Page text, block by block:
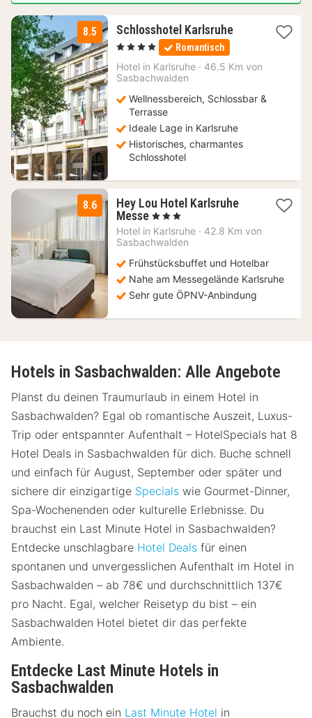
8.5 Schlosshotel Karlsruhe1
89
, 4 Sterne Romantisch
Hotel in Karlsruhe · 46.5 Km von
Sasbachwalden
Wellnessbereich, Schlossbar &
Terrasse
Ideale Lage in Karlsruhe
Historisches, charmantes
Schlosshotel
8.6
Hey Lou Hotel Karlsruhe
Messe 2
Nächte
ab
€
, 3 Sterne
Hotel in Karlsruhe · 42.8 Km von
Sasbachwalden
Frühstücksbuffet und Hotelbar
Nahe am Messegelände Karlsruhe
Sehr gute ÖPNV-Anbindung
Hotels in Sasbachwalden: Alle Angebote
Planst du deinen Traumurlaub in einem Hotel in
Sasbachwalden? Egal ob romantische Auszeit, Luxus-
Trip oder entspannter Aufenthalt – HotelSpecials hat 8
Hotel Deals in Sasbachwalden für dich. Buche schnell
und einfach für August, September oder später und
sichere dir einzigartige Specials wie Gourmet-Dinner,
Spa-Wochenenden oder kulturelle Erlebnisse. Du
brauchst ein Last Minute Hotel in Sasbachwalden?
Entdecke unschlagbare Hotel Deals für einen
spontanen und unvergesslichen Aufenthalt im Hotel in
Sasbachwalden – ab 78€ und durchschnittlich 137€
pro Nacht. Egal, welcher Reisetyp du bist – ein
Sasbachwalden Hotel bietet dir das perfekte
Ambiente.
Entdecke Last Minute Hotels in
Sasbachwalden
Brauchst du noch ein Last Minute Hotel in